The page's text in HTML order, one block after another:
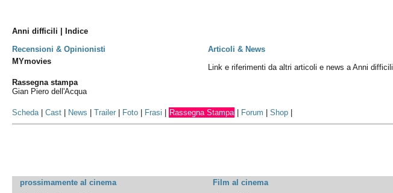
Anni difficili | Indice
Recensioni & Opinionisti
Articoli & News
MYmovies
Rassegna stampa
Gian Piero dell'Acqua
Link e riferimenti da altri articoli e news a Anni difficili
Scheda|Cast News |Trailer Foto Frasi Rassegna Stampa Forum |Shop
prossimamente al cinema Film al cinema